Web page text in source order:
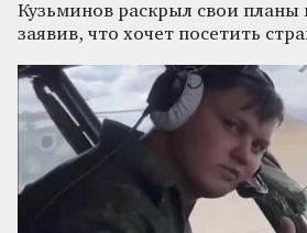
Кузьминов раскрыл свои планы
заявив, что хочет посетить